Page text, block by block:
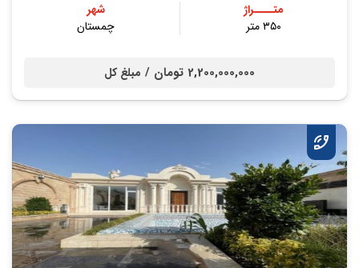
متــــراژ
۳۵۰ متر
شهر
چمستان
2,200,000,000 تومان / مبلغ کل